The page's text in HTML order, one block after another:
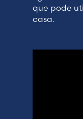
que pode
casa.